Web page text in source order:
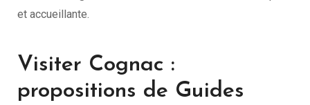
et accueillante.
Visiter Cognac :
propositions de Guides